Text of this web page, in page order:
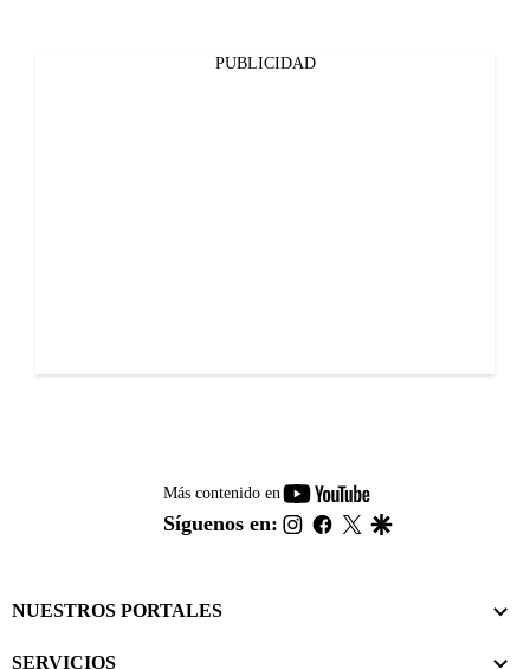
PUBLICIDAD
Más contenido en
youtube-
footer
Síguenos en: instagram
facebook
twitter
NUESTROS PORTALES
SERVICIOS